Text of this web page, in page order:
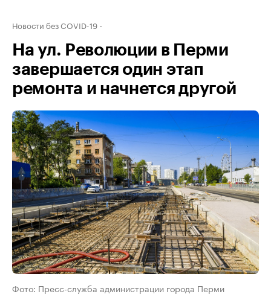
Новости без COVID-19
На ул. Революции в Перми
завершается один этап
ремонта и начнется другой
Фото: Пресс-служба администрации города Перми